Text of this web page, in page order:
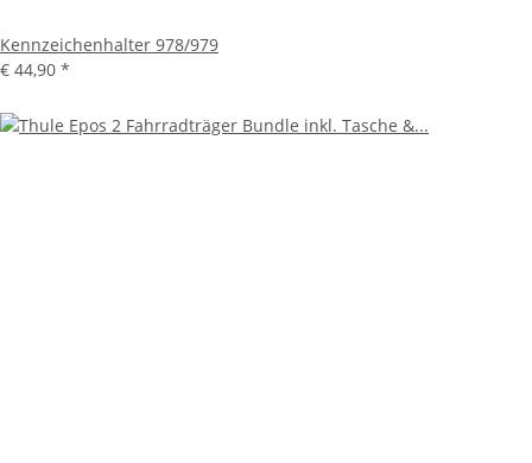
Kennzeichenhalter 978/979
€ 44,90 *